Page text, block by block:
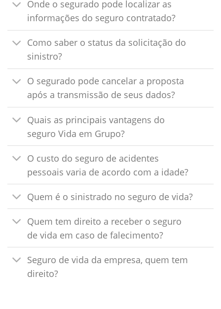
Onde o segurado pode localizar as
informações do seguro contratado?
Como saber o status da solicitação do
sinistro?
O segurado pode cancelar a proposta
após a transmissão de seus dados?
Quais as principais vantagens do
seguro Vida em Grupo?
O custo do seguro de acidentes
pessoais varia de acordo com a idade?
Quem é o sinistrado no seguro de vida?
Quem tem direito a receber o seguro
de vida em caso de falecimento?
Seguro de vida da empresa, quem tem
direito?